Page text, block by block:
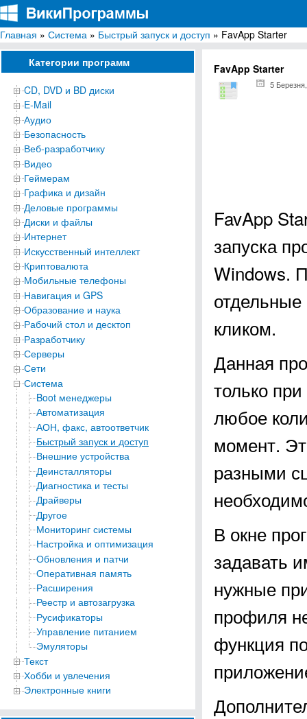
ВикиПрограммы
Энциклопедия бесплатных компьютерных программ для Windows
Главная » Система » Быстрый запуск и доступ » FavApp Starter
Категории программ
CD, DVD и BD диски
E-Mail
Аудио
Безопасность
Веб-разработчику
Видео
Геймерам
Графика и дизайн
Деловые программы
Диски и файлы
Интернет
Искусственный интеллект
Криптовалюта
Мобильные телефоны
Навигация и GPS
Образование и наука
Рабочий стол и десктоп
Разработчику
Серверы
Сети
Система
Boot менеджеры
Автоматизация
АОН, факс, автоответчик
Быстрый запуск и доступ
Внешние устройства
Деинсталляторы
Диагностика и тесты
Драйверы
Другое
Мониторинг системы
Настройка и оптимизация
Обновления и патчи
Оперативная память
Расширения
Реестр и автозагрузка
Русификаторы
Управление питанием
Эмуляторы
Текст
Хобби и увлечения
Электронные книги
FavApp Starter
5
FavApp
запуска
Windows.
кликом.
Данная
только
любое
момент.
разными
В окне
задавать
нужные
профиля
функция